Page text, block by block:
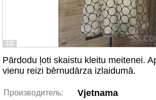
1/2
Pārdodu ļoti skaistu kleitu meitenei.
vienu reizi bērnudārza izlaidumā.
Производитель: Vjetnama